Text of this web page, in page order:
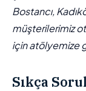
Bostancı,
müşterilerimiz
için atölyemize
Sıkça